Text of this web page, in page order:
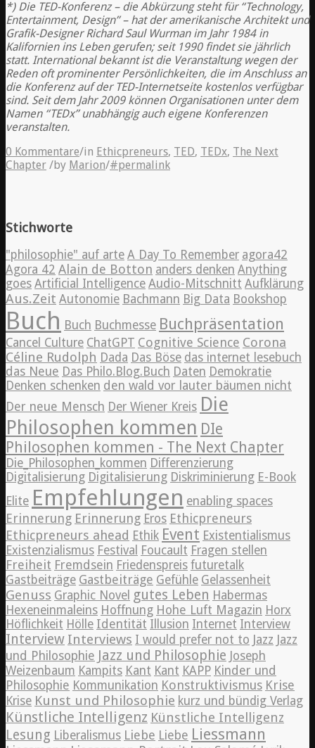
*) Die TED-Konferenz – die Abkürzung steht für “Technology,
Entertainment, Design” – hat der amerikanische Architekt und
Grafik-Designer Richard Saul Wurman im Jahr 1984 in
Kalifornien ins Leben gerufen; seit 1990 findet sie jährlich
statt. International bekannt ist die Veranstaltung wegen der
Reden oft prominenter Persönlichkeiten, die im Anschluss an
die Konferenz auf der TED-Internetseite kostenlos verfügbar
sind. Seit dem Jahr 2009 können Organisationen unter dem
Namen “TEDx” unabhängig auch eigene Konferenzen
veranstalten.
0 Kommentare/in Ethicpreneurs, TED, TEDx, The Next
Chapter /by Marion/#permalink
Stichworte
"philosophie" auf arte A Day To Remember agora42
Agora 42 Alain de Botton anders denken Anything
goes Artificial Intelligence Audio-Mitschnitt Aufklärung
Aus.Zeit Autonomie Bachmann Big Data Bookshop
Buch Buch Buchmesse Buchpräsentation
Cancel Culture ChatGPT Cognitive Science Corona
Céline Rudolph Dada Das Böse das internet lesebuch
das Neue Das Philo.Blog.Buch Daten Demokratie
Denken schenken den wald vor lauter bäumen nicht
Der neue Mensch Der Wiener Kreis Die
Philosophen kommen DIe
Philosophen kommen - The Next Chapter
Die_Philosophen_kommen Differenzierung
Digitalisierung Digitalisierung Diskriminierung E-Book
Elite Empfehlungen enabling spaces
Erinnerung Erinnerung Eros Ethicpreneurs
Ethicpreneurs ahead Ethik Event Existentialismus
Existenzialismus Festival Foucault Fragen stellen
Freiheit Fremdsein Friedenspreis futuretalk
Gastbeiträge Gastbeiträge Gefühle Gelassenheit
Genuss Graphic Novel gutes Leben Habermas
Hexeneinmaleins Hoffnung Hohe Luft Magazin Horx
Höflichkeit Hölle Identität Illusion Internet Interview
Interview Interviews I would prefer not to Jazz Jazz
und Philosophie Jazz und Philosophie Joseph
Weizenbaum Kampits Kant Kant KAPP Kinder und
Philosophie Kommunikation Konstruktivismus Krise
Krise Kunst und Philosophie kurz und bündig Verlag
Künstliche Intelligenz Künstliche Intelligenz
Lesung Liberalismus Liebe Liebe Liessmann